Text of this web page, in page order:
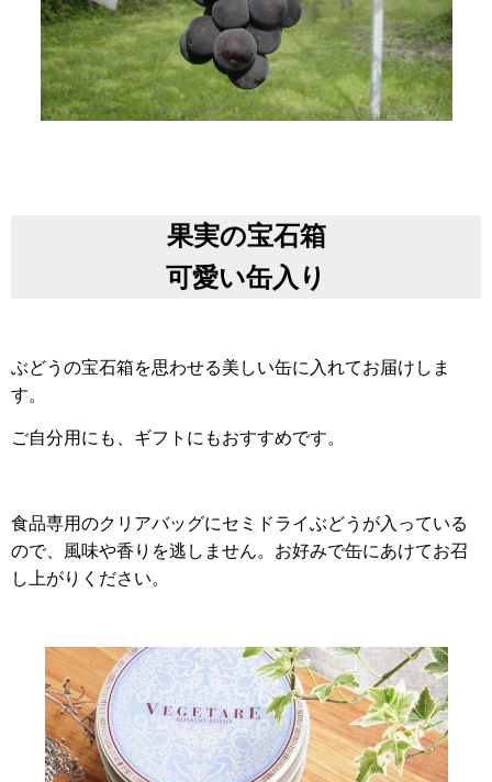
果実の宝石箱
可愛い缶入り
ぶどうの宝石箱を思わせる美しい缶に入れてお届けしま
す。
ご自分用にも、ギフトにもおすすめです。
食品専用のクリアバッグにセミドライぶどうが入っている
ので、風味や香りを逃しません。お好みで缶にあけてお召
し上がりください。